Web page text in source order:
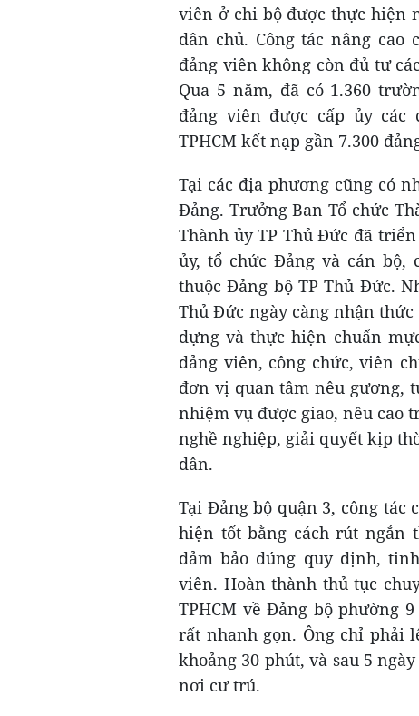
viên ở chi bộ được thực hiện
dân chủ. Công tác nâng cao
đảng viên không còn đủ tư
Qua 5 năm, đã có 1.360
đảng viên được cấp ủy
TPHCM kết nạp gần 7.300
Tại các địa phương cũng có
Đảng. Trưởng Ban Tổ chức
Thành ủy TP Thủ Đức đã
ủy, tổ chức Đảng và cán
thuộc Đảng bộ TP Thủ Đức.
Thủ Đức ngày càng nhận
dựng và thực hiện chuẩn
đảng viên, công chức, viên
đơn vị quan tâm nêu gương,
nhiệm vụ được giao, nêu cao
nghề nghiệp, giải quyết kịp
dân.
Tại Đảng bộ quận 3, công tác
hiện tốt bằng cách rút ngắn
đảm bảo đúng quy định,
viên. Hoàn thành thủ tục
TPHCM về Đảng bộ phường
rất nhanh gọn. Ông chỉ phải
khoảng 30 phút, và sau 5
nơi cư trú.